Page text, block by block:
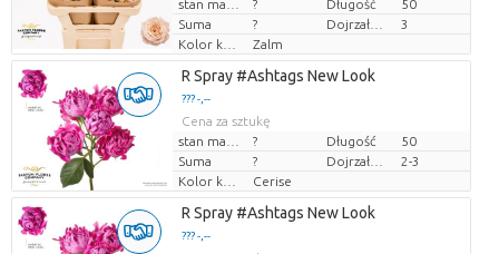
? Długość
50
Suma
?
3
Kolor kwiatów
Zalm
R Spray #Ashtags New Look
??? -,--
Cena za sztukę
? Długość
50
Suma
?
2-3
Kolor kwiatów
Cerise
R Spray #Ashtags New Look
??? -,--